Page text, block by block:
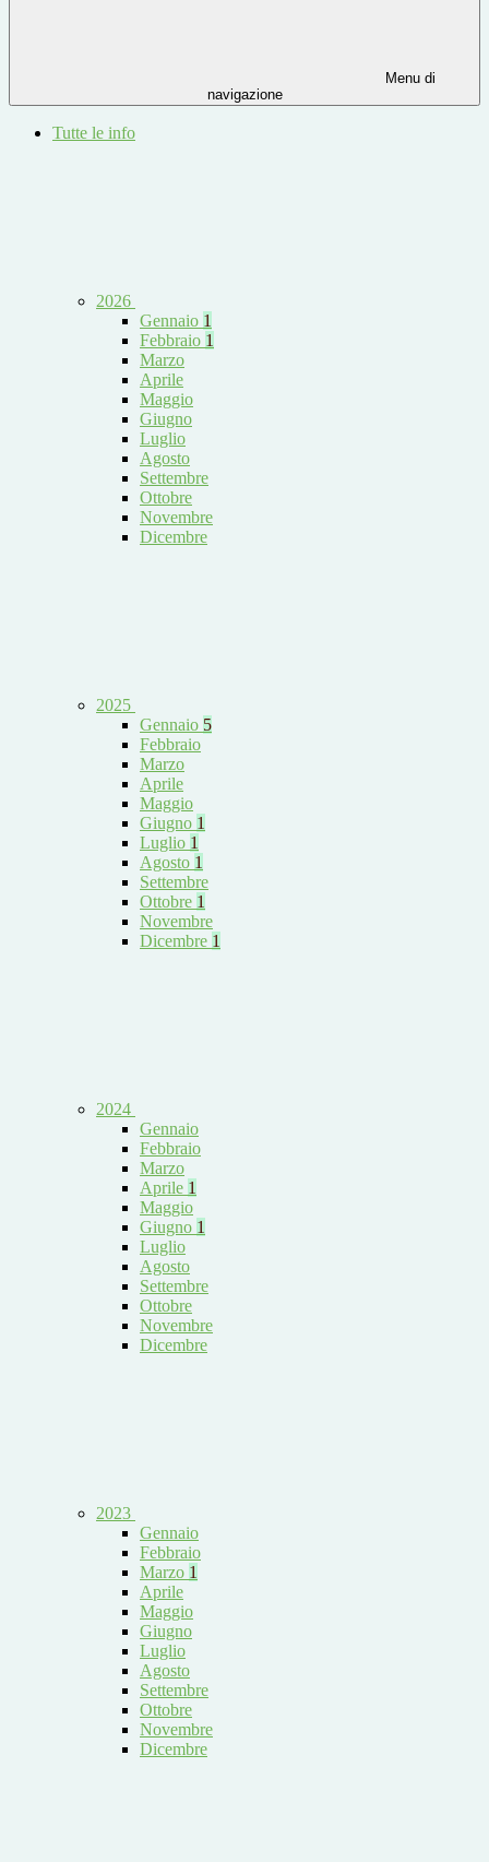
Menu di
navigazione
Tutte le info
2026
Gennaio 1
Febbraio 1
Marzo
Aprile
Maggio
Giugno
Luglio
Agosto
Settembre
Ottobre
Novembre
Dicembre
2025
Gennaio 5
Febbraio
Marzo
Aprile
Maggio
Giugno 1
Luglio 1
Agosto 1
Settembre
Ottobre 1
Novembre
Dicembre 1
2024
Gennaio
Febbraio
Marzo
Aprile 1
Maggio
Giugno 1
Luglio
Agosto
Settembre
Ottobre
Novembre
Dicembre
2023
Gennaio
Febbraio
Marzo 1
Aprile
Maggio
Giugno
Luglio
Agosto
Settembre
Ottobre
Novembre
Dicembre